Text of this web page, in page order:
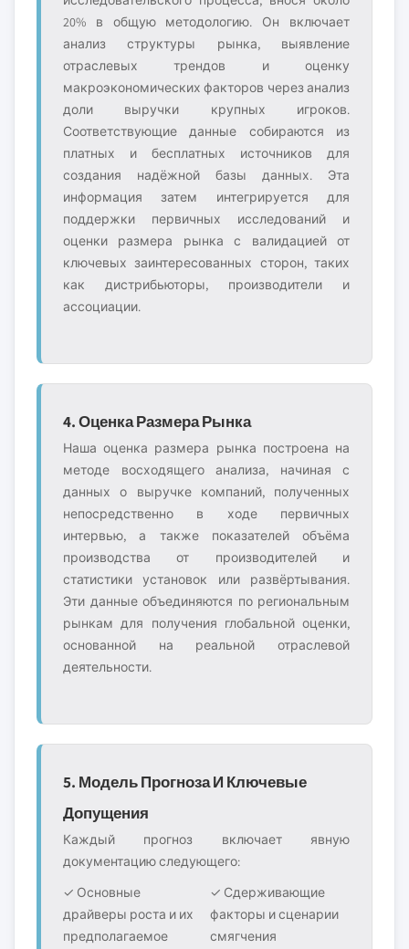
20% в общую методологию. Он включает
анализ структуры рынка, выявление
отраслевых трендов и оценку
макроэкономических факторов через анализ
доли выручки крупных игроков.
Соответствующие данные собираются из
платных и бесплатных источников для
создания надёжной базы данных. Эта
информация затем интегрируется для
поддержки первичных исследований и
оценки размера рынка с валидацией от
ключевых заинтересованных сторон, таких
как дистрибьюторы, производители и
ассоциации.
4. Оценка Размера Рынка
Наша оценка размера рынка построена на
методе восходящего анализа, начиная с
данных о выручке компаний, полученных
непосредственно в ходе первичных
интервью, а также показателей объёма
производства от производителей и
статистики установок или развёртывания.
Эти данные объединяются по региональным
рынкам для получения глобальной оценки,
основанной на реальной отраслевой
деятельности.
5. Модель Прогноза И Ключевые
Допущения
Каждый прогноз включает явную
документацию следующего:
✓ Основные
драйверы роста и их
предполагаемое
✓ Сдерживающие
факторы и сценарии
смягчения